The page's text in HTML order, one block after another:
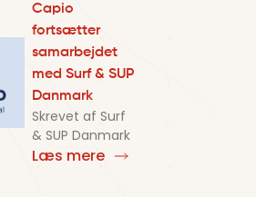
Capio
fortsætter
samarbejdet
med Surf & SUP
Danmark
Skrevet afSurf
& SUP Danmark
Læs mere